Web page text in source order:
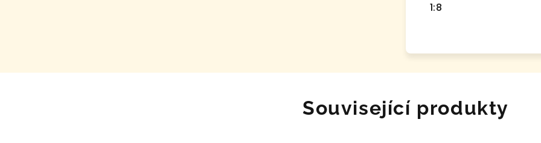
1:8
Související produkty